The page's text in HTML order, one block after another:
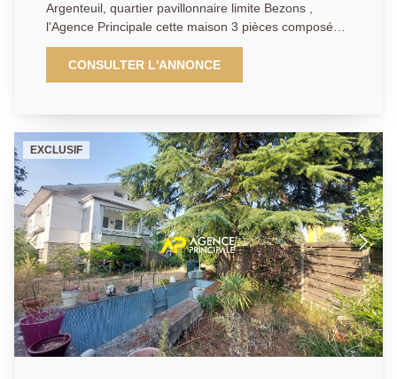
l'arrière de la propriété. Cerise sur le gâteau : en plus
du jardin arboré, une agréable terrasse à l'abri des
proposés par ce bien, ainsi que ses extérieurs des
vos téléphones ! Les informations sur les risques
auxquels ce bien est exposé sont disponibles sur le
site Géorisques : www.georisques.gouv.fr. Il vous sera
demandé de nous présenter une pièce d'identité
avant chaque visite.
Argenteuil, quartier pavillonnaire limite Bezons ,
l'Agence Principale cette maison 3 pièces composée
d'une entrée, un séjour avec cuisine ouverte, deux
chambres, une salle d'eau avec W.C. Ainsi qu'en
souplex une chambre supplémentaire possible avec
jardin viennent compléter la prestation. Travaux à
prévoir mais beau potentiel !!
CONSULTER L'ANNONCE
EXCLUSIF